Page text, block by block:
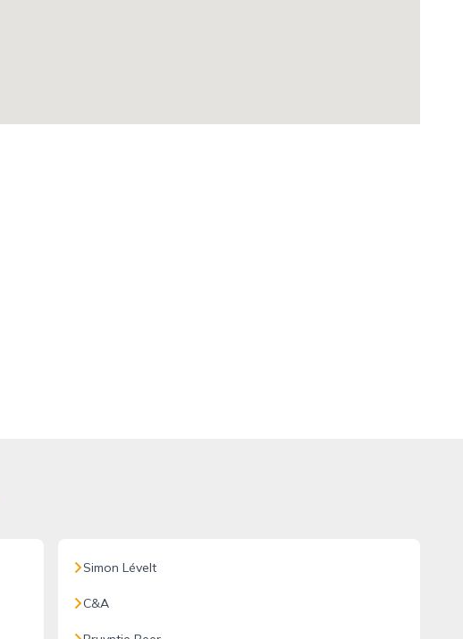
Simon Lévelt
C&A